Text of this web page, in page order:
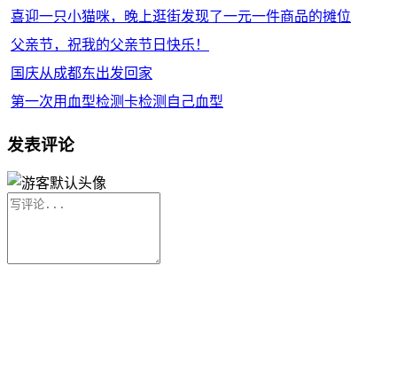
喜迎一只小猫咪，晚上逛街发现了一元一件商品的摊位
父亲节，祝我的父亲节日快乐！
国庆从成都东出发回家
第一次用血型检测卡检测自己血型
发表评论